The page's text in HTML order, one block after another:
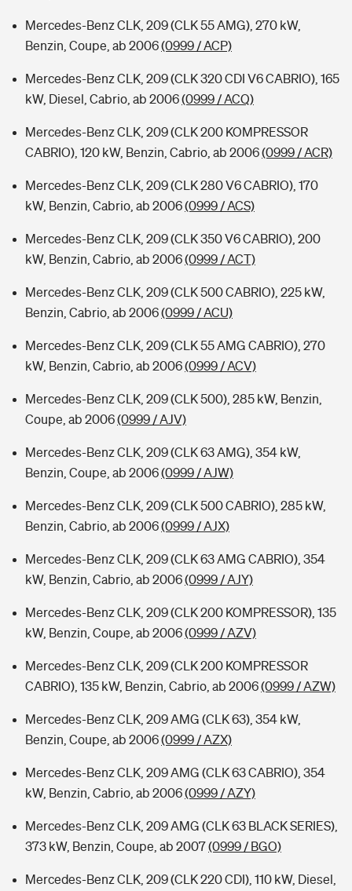
Mercedes-Benz CLK, 209 (CLK 55 AMG), 270 kW,
Benzin, Coupe, ab 2006(0999 / ACP)
Mercedes-Benz CLK, 209 (CLK 320 CDI V6 CABRIO), 165
kW, Diesel, Cabrio, ab 2006(0999 / ACQ)
Mercedes-Benz CLK, 209 (CLK 200 KOMPRESSOR
CABRIO), 120 kW, Benzin, Cabrio, ab 2006(0999 / ACR)
Mercedes-Benz CLK, 209 (CLK 280 V6 CABRIO), 170
kW, Benzin, Cabrio, ab 2006(0999 / ACS)
Mercedes-Benz CLK, 209 (CLK 350 V6 CABRIO), 200
kW, Benzin, Cabrio, ab 2006(0999 / ACT)
Mercedes-Benz CLK, 209 (CLK 500 CABRIO), 225 kW,
Benzin, Cabrio, ab 2006(0999 / ACU)
Mercedes-Benz CLK, 209 (CLK 55 AMG CABRIO), 270
kW, Benzin, Cabrio, ab 2006(0999 / ACV)
Mercedes-Benz CLK, 209 (CLK 500), 285 kW, Benzin,
Coupe, ab 2006(0999 / AJV)
Mercedes-Benz CLK, 209 (CLK 63 AMG), 354 kW,
Benzin, Coupe, ab 2006(0999 / AJW)
Mercedes-Benz CLK, 209 (CLK 500 CABRIO), 285 kW,
Benzin, Cabrio, ab 2006(0999 / AJX)
Mercedes-Benz CLK, 209 (CLK 63 AMG CABRIO), 354
kW, Benzin, Cabrio, ab 2006(0999 / AJY)
Mercedes-Benz CLK, 209 (CLK 200 KOMPRESSOR), 135
kW, Benzin, Coupe, ab 2006(0999 / AZV)
Mercedes-Benz CLK, 209 (CLK 200 KOMPRESSOR
CABRIO), 135 kW, Benzin, Cabrio, ab 2006(0999 / AZW)
Mercedes-Benz CLK, 209 AMG (CLK 63), 354 kW,
Benzin, Coupe, ab 2006(0999 / AZX)
Mercedes-Benz CLK, 209 AMG (CLK 63 CABRIO), 354
kW, Benzin, Cabrio, ab 2006(0999 / AZY)
Mercedes-Benz CLK, 209 AMG (CLK 63 BLACK SERIES),
373 kW, Benzin, Coupe, ab 2007(0999 / BGO)
Mercedes-Benz CLK, 209 (CLK 220 CDI), 110 kW, Diesel,